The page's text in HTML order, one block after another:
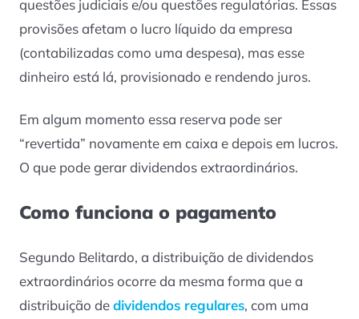
questões judiciais e/ou questões regulatórias. Essas
provisões afetam o lucro líquido da empresa
(contabilizadas como uma despesa), mas esse
dinheiro está lá, provisionado e rendendo juros.
Em algum momento essa reserva pode ser
“revertida” novamente em caixa e depois em lucros.
O que pode gerar dividendos extraordinários.
Como funciona o pagamento
Segundo Belitardo, a distribuição de dividendos
extraordinários ocorre da mesma forma que a
distribuição dedividendos regulares, com uma